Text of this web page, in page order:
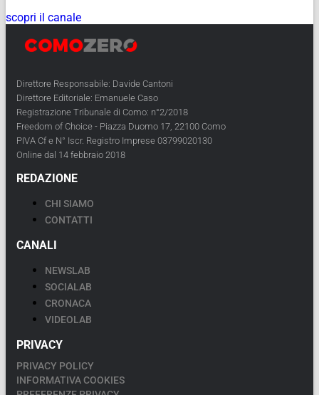
scopri il canale
Direttore Responsabile: Davide Cantoni
Direttore Editoriale: Emanuele Caso
Registrazione Tribunale di Como: n°2/2018
Freedom of Choice - Piazza Duomo 17, 22100 Como
PIVA Cf e N° Iscr. Registro Imprese 03799020130
Online dal 14 febbraio 2018
REDAZIONE
CHI SIAMO
CONTATTI
CANALI
NEWSLAB
SOCIALAB
CRONACA
VIDEOLAB
PRIVACY
PRIVACY POLICY
INFORMATIVA COOKIES